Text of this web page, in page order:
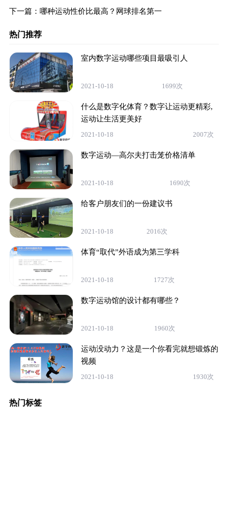
下一篇： 哪种运动性价比最高？网球排名第一
热门推荐
室内数字运动哪些项目最吸引人
2021-10-18 1699次
什么是数字化体育？数字让运动更精彩,
运动让生活更美好
2021-10-18 2007次
数字运动—高尔夫打击笼价格清单
2021-10-18 1690次
给客户朋友们的一份建议书
2021-10-18 2016次
体育“取代”外语成为第三学科
2021-10-18 1727次
数字运动馆的设计都有哪些？
2021-10-18 1960次
运动没动力？这是一个你看完就想锻炼的
视频
2021-10-18 1930次
热门标签